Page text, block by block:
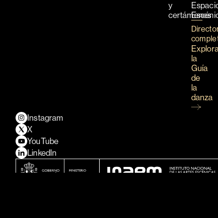
y
certámenes
la
Guía
de
la
danza
Instagram
X
YouTube
LinkedIn